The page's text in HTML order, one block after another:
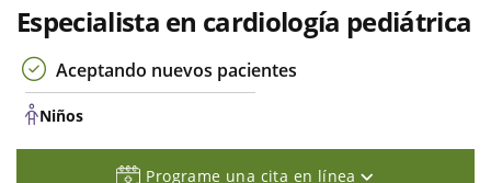
Especialista en cardiología pediátrica
Aceptando nuevos pacientes
Niños
Programe una cita en línea